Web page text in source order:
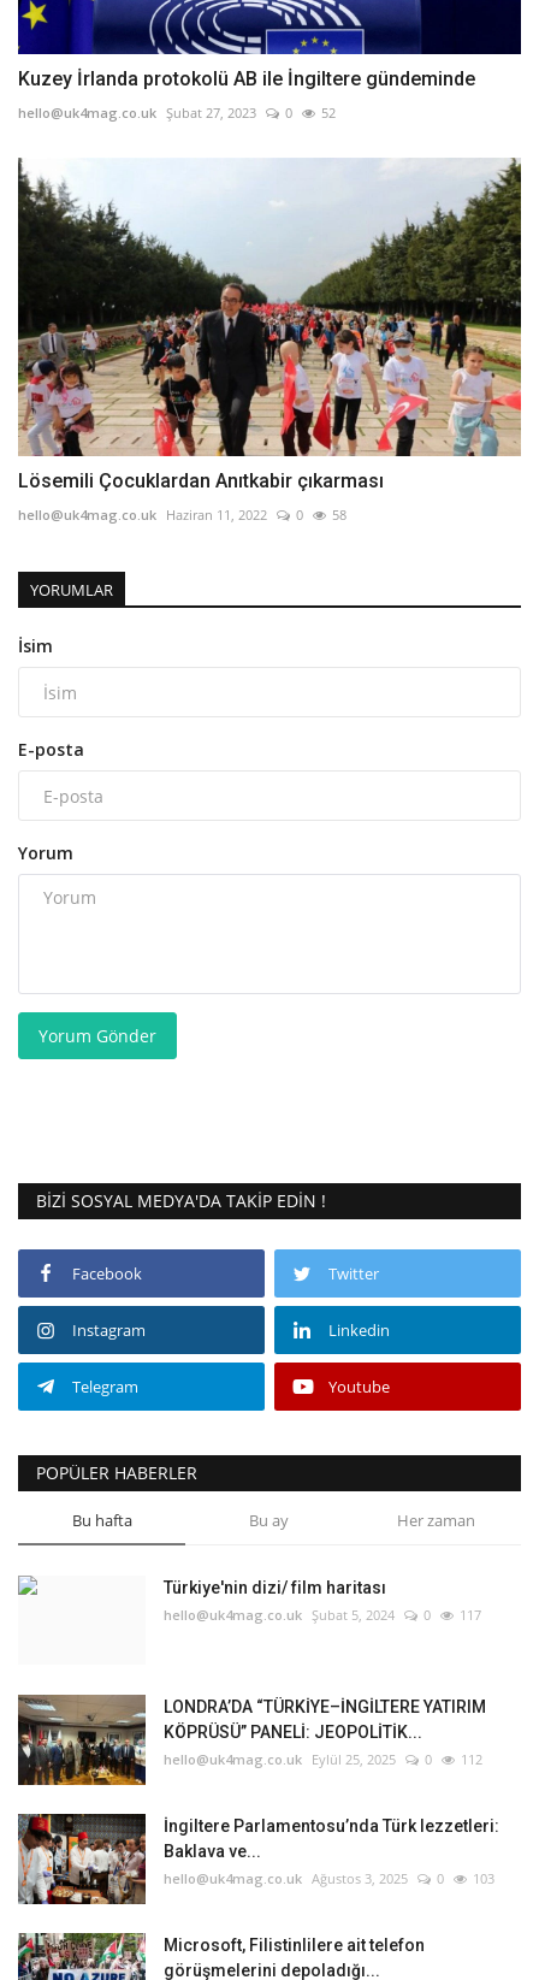
Kuzey İrlanda protokolü AB ile İngiltere gündeminde
hello@uk4mag.co.uk Şubat 27, 2023 0 52
Lösemili Çocuklardan Anıtkabir çıkarması
hello@uk4mag.co.uk Haziran 11, 2022 0 58
YORUMLAR
İsim
E-posta
Yorum
Yorum Gönder
BIZI SOSYAL MEDYA'DA TAKIP EDIN !
Facebook Twitter
Instagram Linkedin
Telegram Youtube
POPÜLER HABERLER
Bu hafta Bu ay Her zaman
Türkiye'nin dizi/ film haritası
hello@uk4mag.co.uk Şubat 5, 2024 0 117
LONDRA’DA “TÜRKİYE–İNGİLTERE YATIRIM
KÖPRÜSÜ” PANELİ: JEOPOLİTİK...
hello@uk4mag.co.uk Eylül 25, 2025 0 112
İngiltere Parlamentosu’nda Türk lezzetleri:
Baklava ve...
hello@uk4mag.co.uk Ağustos 3, 2025 0 103
Microsoft, Filistinlilere ait telefon
görüşmelerini depoladığı...